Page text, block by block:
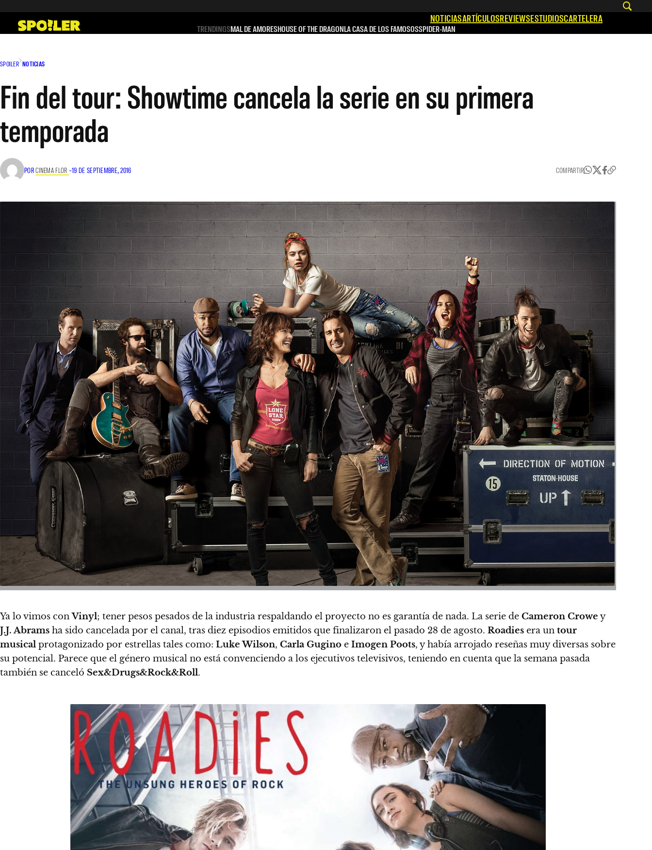
contenido
NOTICIASARTÍCULOSREVIEWSESTUDIOSCARTELERA
TRENDINGSMAL DE AMORESHOUSE OF THE DRAGONLA CASA DE LOS FAMOSOSSPIDER-MAN
SPOILER NOTICIAS
Fin del tour: Showtime cancela la serie en su primera
temporada
PORCINEMA FLOR –19 DE SEPTIEMBRE, 2016 COMPARTIR
Ya lo vimos conVinyl; tener pesos pesados de la industria respaldando el proyecto no es garantía de nada. La serie de Cameron Crowe y
J.J. Abrams ha sido cancelada por el canal, tras diez episodios emitidos que finalizaron el pasado 28 de agosto. Roadies era un tour
musical protagonizado por estrellas tales como: Luke Wilson, Carla Gugino e Imogen Poots, y había arrojado reseñas muy diversas sobre
su potencial. Parece que el género musical no está convenciendo a los ejecutivos televisivos, teniendo en cuenta que la semana pasada
también se canceló Sex&Drugs&Rock&Roll.